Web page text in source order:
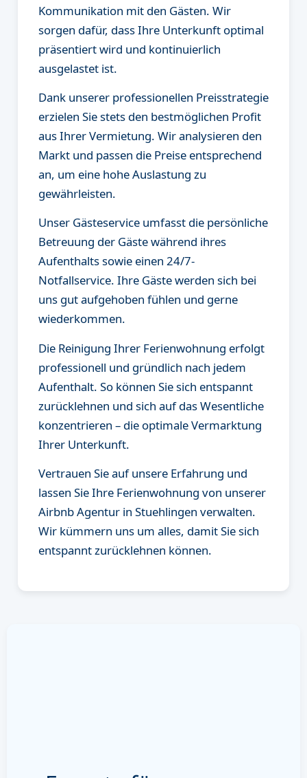
Kommunikation mit den Gästen. Wir
sorgen dafür, dass Ihre Unterkunft optimal
präsentiert wird und kontinuierlich
ausgelastet ist.
Dank unserer professionellen Preisstrategie
erzielen Sie stets den bestmöglichen Profit
aus Ihrer Vermietung. Wir analysieren den
Markt und passen die Preise entsprechend
an, um eine hohe Auslastung zu
gewährleisten.
Unser Gästeservice umfasst die persönliche
Betreuung der Gäste während ihres
Aufenthalts sowie einen 24/7-
Notfallservice. Ihre Gäste werden sich bei
uns gut aufgehoben fühlen und gerne
wiederkommen.
Die Reinigung Ihrer Ferienwohnung erfolgt
professionell und gründlich nach jedem
Aufenthalt. So können Sie sich entspannt
zurücklehnen und sich auf das Wesentliche
konzentrieren – die optimale Vermarktung
Ihrer Unterkunft.
Vertrauen Sie auf unsere Erfahrung und
lassen Sie Ihre Ferienwohnung von unserer
Airbnb Agentur in Stuehlingen verwalten.
Wir kümmern uns um alles, damit Sie sich
entspannt zurücklehnen können.